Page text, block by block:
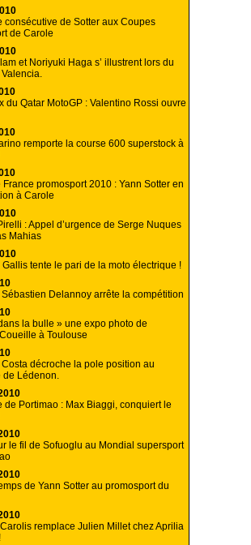
consécutive de Sotter aux Coupes
de Carole
et Noriyuki Haga s’ illustrent lors du
du Qatar MotoGP : Valentino Rossi ouvre
remporte la course 600 superstock à
promosport 2010 : Yann Sotter en
à Carole
: Appel d’urgence de Serge Nuques
Mahias
tente le pari de la moto électrique !
Delannoy arrête la compétition
la bulle » une expo photo de
à Toulouse
décroche la pole position au
de Lédenon.
de Portimao : Max Biaggi, conquiert le
le fil de Sofuoglu au Mondial supersport
de Yann Sotter au promosport du
remplace Julien Millet chez Aprilia